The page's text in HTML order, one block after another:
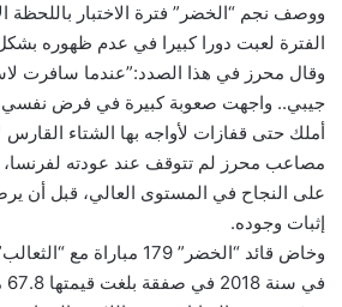
ووصف نجم “الخضر” فترة الاختبار باللحظة
الفترة لعبت دورا كبيرا في عدم ظهوره بشكل
وقال محرز في هذا الصدد:”عندما سافرت
جيبي.. واجهت صعوبة كبيرة في فرض نفسي
أملك حتى قفازات لأواجه بها الشتاء القارس
مصاعب محرز لم تتوقف عند عودته لفرنسا،
على النجاح في المستوى العالي، قبل أن
إثبات وجوده.
في سنة 2018 في صفقة بلغت قيمتها 67.8 مليون يورو.